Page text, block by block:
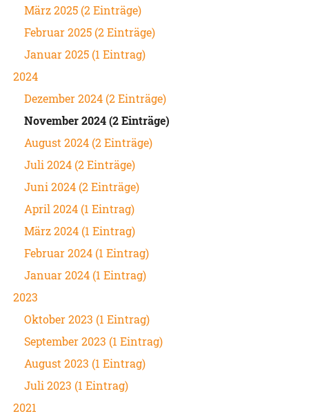
März 2025 (2 Einträge)
Februar 2025 (2 Einträge)
Januar 2025 (1 Eintrag)
2024
Dezember 2024 (2 Einträge)
November 2024 (2 Einträge)
August 2024 (2 Einträge)
Juli 2024 (2 Einträge)
Juni 2024 (2 Einträge)
April 2024 (1 Eintrag)
März 2024 (1 Eintrag)
Februar 2024 (1 Eintrag)
Januar 2024 (1 Eintrag)
2023
Oktober 2023 (1 Eintrag)
September 2023 (1 Eintrag)
August 2023 (1 Eintrag)
Juli 2023 (1 Eintrag)
2021